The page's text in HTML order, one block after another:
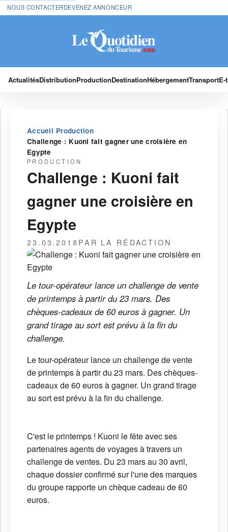
NOUS CONTACTERDEVENEZ ANNONCEUR
ActualitésDistributionProductionDestinationHébergementTransport
Accueil›Production›
Challenge : Kuoni fait gagner une croisière en
Egypte
PRODUCTION
Challenge : Kuoni fait
gagner une croisière en
Egypte
23.03.2018PAR LA RÉDACTION
Le tour-opérateur lance un challenge de vente
de printemps à partir du 23 mars. Des
chèques-cadeaux de 60 euros à gagner. Un
grand tirage au sort est prévu à la fin du
challenge.
Le tour-opérateur lance un challenge de vente
de printemps à partir du 23 mars. Des chèques-
cadeaux de 60 euros à gagner. Un grand tirage
au sort est prévu à la fin du challenge.
C'est le printemps ! Kuoni le fête avec ses
partenaires agents de voyages à travers un
challenge de ventes. Du 23 mars au 30 avril,
chaque dossier confirmé sur l'une des marques
du groupe rapporte un chèque cadeau de 60
euros.